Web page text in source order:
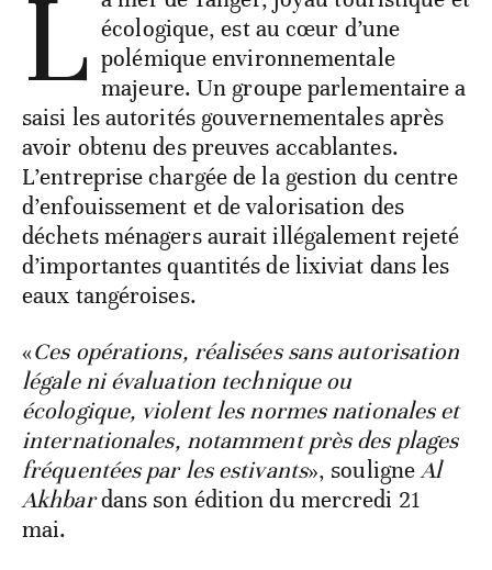
L écologique, est au cœur d’une
polémique environnementale
majeure. Un groupe parlementaire a
saisi les autorités gouvernementales après
avoir obtenu des preuves accablantes.
L’entreprise chargée de la gestion du centre
d’enfouissement et de valorisation des
déchets ménagers aurait illégalement rejeté
d’importantes quantités de lixiviat dans les
eaux tangéroises.
«Ces opérations, réalisées sans autorisation
légale ni évaluation technique ou
écologique, violent les normes nationales et
internationales, notamment près des plages
fréquentées par les estivants», souligneAl
Akhbardans son édition du mercredi 21
mai.